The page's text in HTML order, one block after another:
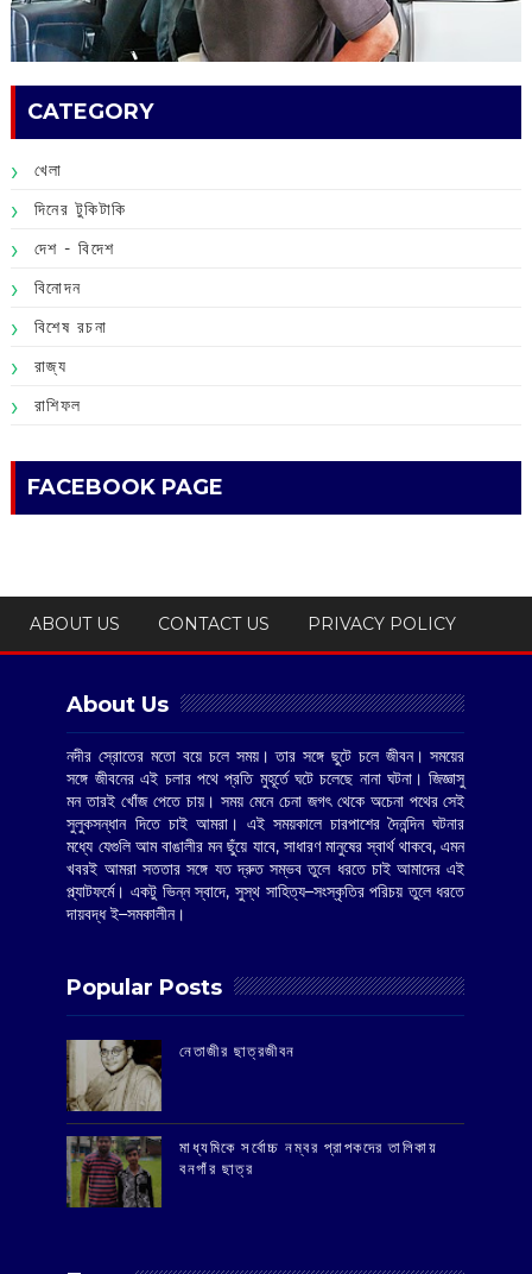
CATEGORY
খেলা
দিনের টুকিটাকি
দেশ - বিদেশ
বিনোদন
বিশেষ রচনা
রাজ্য
রাশিফল
FACEBOOK PAGE
ABOUT US CONTACT US PRIVACY POLICY
About Us
নদীর স্রোতের মতো বয়ে চলে সময়। তার সঙ্গে ছুটে চলে জীবন। সময়ের
সঙ্গে জীবনের এই চলার পথে প্রতি মুহূর্তে ঘটে চলেছে নানা ঘটনা। জিজ্ঞাসু
মন তারই খোঁজ পেতে চায়। সময় মেনে চেনা জগৎ থেকে অচেনা পথের সেই
সুলুকসন্ধান দিতে চাই আমরা। এই সময়কালে চারপাশের দৈনন্দিন ঘটনার
মধ্যে যেগুলি আম বাঙালীর মন ছুঁয়ে যাবে, সাধারণ মানুষের স্বার্থ থাকবে, এমন
খবরই আমরা সততার সঙ্গে যত দ্রুত সম্ভব তুলে ধরতে চাই আমাদের এই
প্ল্যাটফর্মে। একটু ভিন্ন স্বাদে, সুস্থ সাহিত্য–সংস্কৃতির পরিচয় তুলে ধরতে
দায়বদ্ধ ই–সমকালীন।
Popular Posts
‌নেতাজীর ছাত্রজীবন
মাধ্যমিকে সর্বোচ্চ নম্বর প্রাপকদের তালিকায়
বনগাঁর ছাত্র